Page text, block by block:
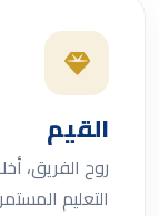
القيم
روح الفريق،
التعليم